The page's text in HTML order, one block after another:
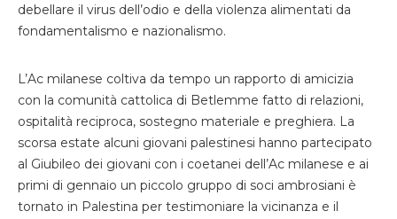
debellare il virus dell’odio e della violenza alimentati da
fondamentalismo e nazionalismo.
L’Ac milanese coltiva da tempo un rapporto di amicizia
con la comunità cattolica di Betlemme fatto di relazioni,
ospitalità reciproca, sostegno materiale e preghiera. La
scorsa estate alcuni giovani palestinesi hanno partecipato
al Giubileo dei giovani con i coetanei dell’Ac milanese e ai
primi di gennaio un piccolo gruppo di soci ambrosiani è
tornato in Palestina per testimoniare la vicinanza e il